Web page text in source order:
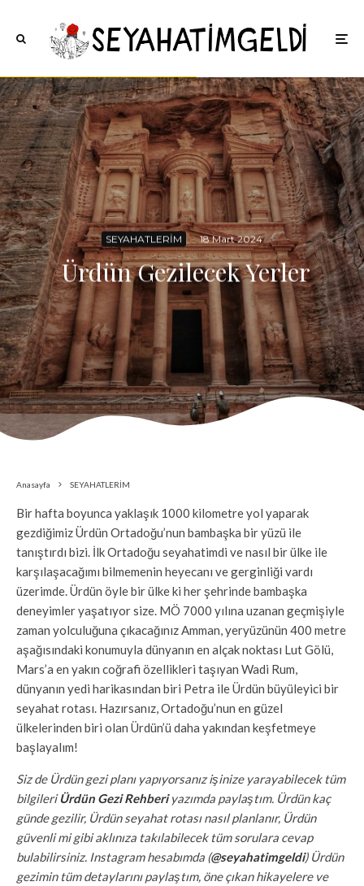
SEYAHATLERİM · 18 Mart 2024
Ürdün Gezilecek Yerler
Anasayfa SEYAHATLERİM
Bir hafta boyunca yaklaşık 1000 kilometre yol yaparak
gezdiğimiz Ürdün Ortadoğu’nun bambaşka bir yüzü ile
tanıştırdı bizi. İlk Ortadoğu seyahatimdi ve nasıl bir ülke ile
karşılaşacağımı bilmemenin heyecanı ve gerginliği vardı
üzerimde. Ürdün öyle bir ülke ki her şehrinde bambaşka
deneyimler yaşatıyor size. MÖ 7000 yılına uzanan geçmişiyle
zaman yolculuğuna çıkacağınız Amman, yeryüzünün 400 metre
aşağısındaki konumuyla dünyanın en alçak noktası Lut Gölü,
Mars’a en yakın coğrafi özellikleri taşıyan Wadi Rum,
dünyanın yedi harikasından biri Petra ile Ürdün büyüleyici bir
seyahat rotası. Hazırsanız, Ortadoğu’nun en güzel
ülkelerinden biri olan Ürdün’ü daha yakından keşfetmeye
başlayalım!
Siz de Ürdün gezi planı yapıyorsanız işinize yarayabilecek tüm
bilgileriÜrdün Gezi Rehberiyazımda paylaştım. Ürdün kaç
günde gezilir, Ürdün seyahat rotası nasıl planlanır, Ürdün
güvenli mi gibi aklınıza takılabilecek tüm sorulara cevap
bulabilirsiniz. Instagram hesabımda (@seyahatimgeldi) Ürdün
gezimin tüm detaylarını paylaştım, öne çıkan hikayelere ve